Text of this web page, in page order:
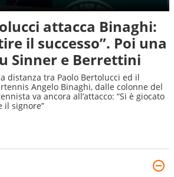
attacca Binaghi:
il successo”. Poi una
Sinner e Berrettini
distanza tra Paolo Bertolucci ed il
Angelo Binaghi, dalle colonne del
va ancora all’attacco: “Si è giocato
il signore”